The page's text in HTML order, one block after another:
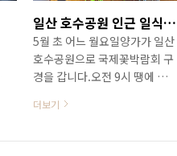
쪽으로 돌려 보령시 오천면 오
leehk.tistory.com 보령 오천
항수산물센터 8호점은 오천항
에 있는 수산물센터에 있는 8호
점포입니다.숙소인 예산 봉수산
자연휴양림에서는 한시간..
일산 호수공원 인근 일식 맛집 / 일산 고스이
5월 초 어느 월요일양가가 일산
호수공원으로 국제꽃박람회 구
경을 갑니다.오전 9시 땡에 입장
점심을 먹으러 갑니다.이 날 식
로 길 건너편에 있는 일식집 "고
더보기